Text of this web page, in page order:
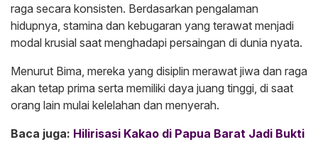
raga secara konsisten. Berdasarkan pengalaman
hidupnya, stamina dan kebugaran yang terawat menjadi
modal krusial saat menghadapi persaingan di dunia nyata.
​Menurut Bima, mereka yang disiplin merawat jiwa dan raga
akan tetap prima serta memiliki daya juang tinggi, di saat
orang lain mulai kelelahan dan menyerah.
Baca juga: Hilirisasi Kakao di Papua Barat Jadi Bukti